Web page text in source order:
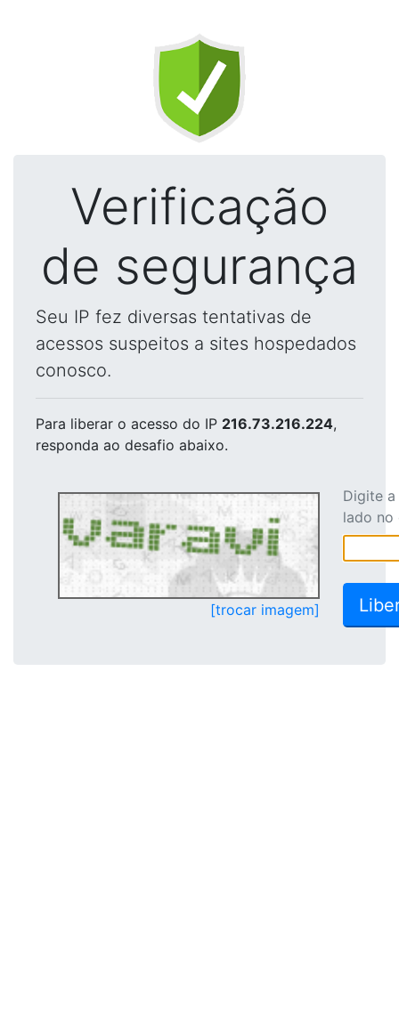
Verificação
de segurança
Seu IP fez diversas tentativas de
acessos suspeitos a sites hospedados
conosco.
Para liberar o acesso do IP 216.73.216.224,
responda ao desafio abaixo.
[trocar imagem]
Digite
lado no